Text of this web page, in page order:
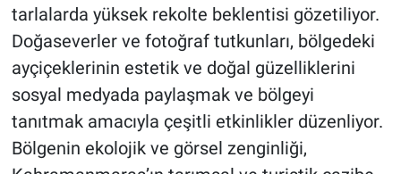
tarlalarda yüksek rekolte beklentisi gözetiliyor.
Doğaseverler ve fotoğraf tutkunları, bölgedeki
ayçiçeklerinin estetik ve doğal güzelliklerini
sosyal medyada paylaşmak ve bölgeyi
tanıtmak amacıyla çeşitli etkinlikler düzenliyor.
Bölgenin ekolojik ve görsel zenginliği,